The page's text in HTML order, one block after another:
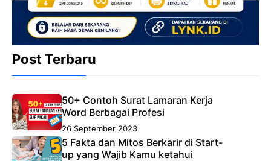
Post Terbaru
50+ Contoh Surat Lamaran Kerja
Word Berbagai Profesi
26 September 2023
5 Fakta dan Mitos Berkarir di Start-
up yang Wajib Kamu ketahui